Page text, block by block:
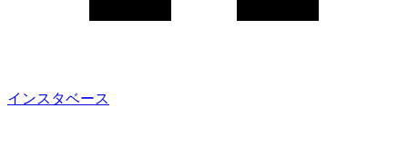
インスタベース